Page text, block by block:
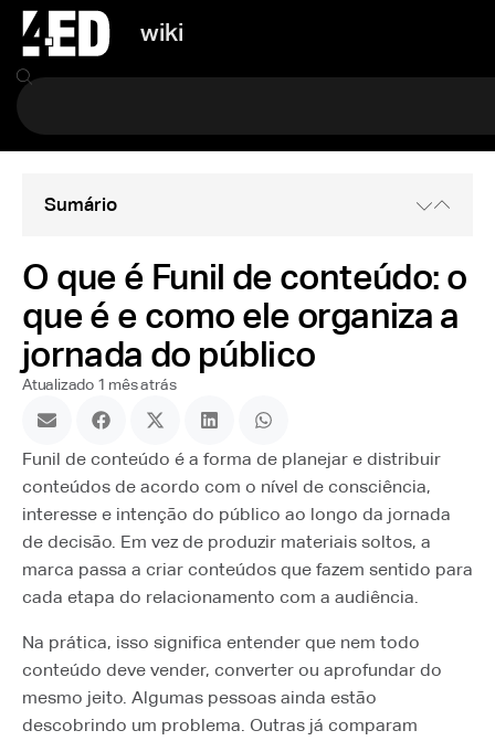
wiki
Sumário
O que é Funil de conteúdo: o
que é e como ele organiza a
jornada do público
Atualizado 1 mês atrás
Funil de conteúdo é a forma de planejar e distribuir
conteúdos de acordo com o nível de consciência,
interesse e intenção do público ao longo da jornada
de decisão. Em vez de produzir materiais soltos, a
marca passa a criar conteúdos que fazem sentido para
cada etapa do relacionamento com a audiência.
Na prática, isso significa entender que nem todo
conteúdo deve vender, converter ou aprofundar do
mesmo jeito. Algumas pessoas ainda estão
descobrindo um problema. Outras já comparam